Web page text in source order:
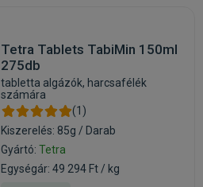
Tetra Tablets TabiMin 150ml
275db
tabletta algázók, harcsafélék
számára
(1)
Kiszerelés: 85g / Darab
Gyártó: Tetra
Egységár: 49 294 Ft / kg